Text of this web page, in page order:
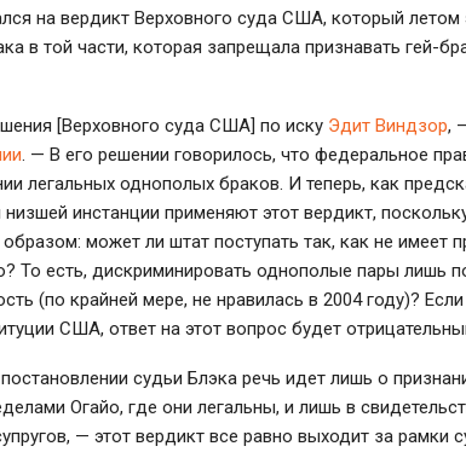
на вердикт Верховного суда США, который летом
в той части, которая запрещала признавать гей-
[Верховного суда США] по иску Эдит Виндзор,
. — В его решении говорилось, что федеральное
легальных однополых браков. И теперь, как
инстанции применяют этот вердикт,
может ли штат поступать так, как не имеет
То есть, дискриминировать однополые пары лишь
(по крайней мере, не нравилась в 2004 году)?
США, ответ на этот вопрос будет
судьи Блэка речь идет лишь о
Огайо, где они легальны, и лишь в
— этот вердикт все равно выходит за рамки